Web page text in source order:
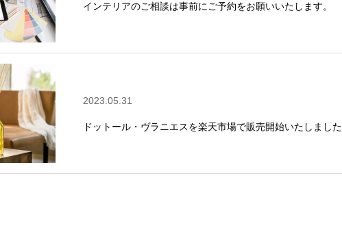
インテリアのご相談は事前にご予約をお願いいたします。
2023.05.31
ドットール・ヴラニエスを楽天市場で販売開始いたしました